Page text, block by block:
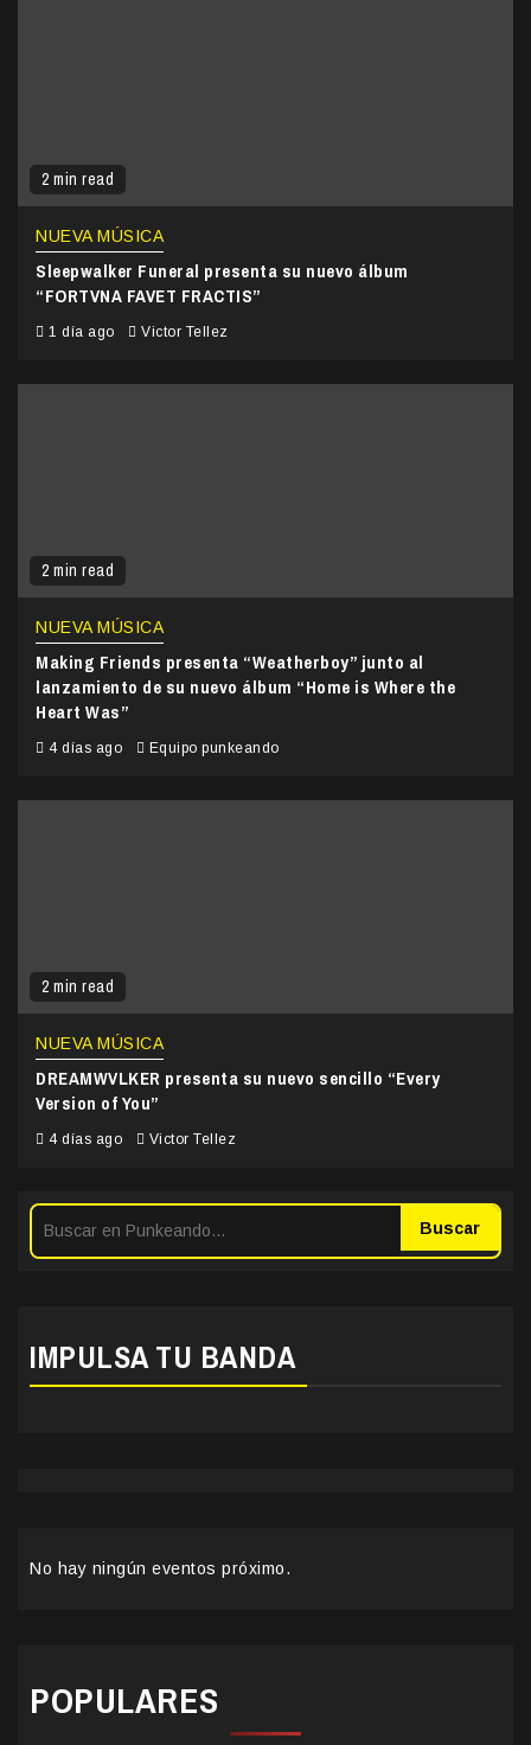
2 min read
NUEVA MÚSICA
Sleepwalker Funeral presenta su nuevo álbum
“FORTVNA FAVET FRACTIS”
1 día ago Victor Tellez
2 min read
NUEVA MÚSICA
Making Friends presenta “Weatherboy” junto al
lanzamiento de su nuevo álbum “Home is Where the
Heart Was”
4 días ago Equipo punkeando
2 min read
NUEVA MÚSICA
DREAMWVLKER presenta su nuevo sencillo “Every
Version of You”
4 días ago Victor Tellez
Buscar
IMPULSA TU BANDA
No hay ningún eventos próximo.
POPULARES